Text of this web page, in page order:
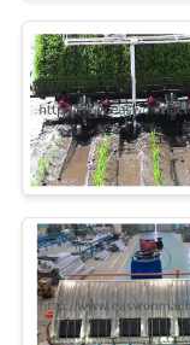
HUBUNGI
KAMI
BERITA